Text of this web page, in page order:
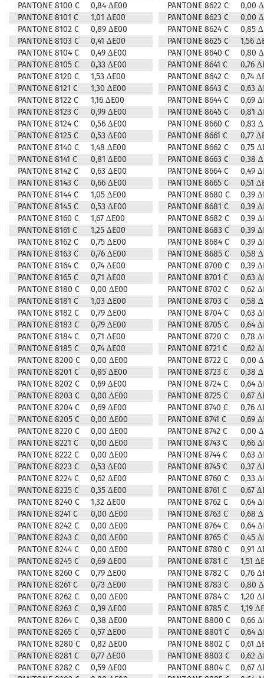
PANTONE 8100 C
0,84 ∆E00 PANTONE 8622 C
0,00
PANTONE 8101 C
1,01 ∆E00 PANTONE 8623 C
0,00
PANTONE 8102 C
0,89 ∆E00 PANTONE 8624 C
0,85
PANTONE 8103 C
0,41 ∆E00 PANTONE 8625 C
1,56
PANTONE 8104 C
0,49 ∆E00 PANTONE 8640 C
0,80
PANTONE 8105 C
0,33 ∆E00 PANTONE 8641 C
0,76
PANTONE 8120 C
1,53 ∆E00 PANTONE 8642 C
0,74
PANTONE 8121 C
1,30 ∆E00 PANTONE 8643 C
0,63
PANTONE 8122 C
1,16 ∆E00 PANTONE 8644 C
0,69
PANTONE 8123 C
0,99 ∆E00 PANTONE 8645 C
0,81
PANTONE 8124 C
0,56 ∆E00 PANTONE 8660 C
0,83
PANTONE 8125 C
0,53 ∆E00 PANTONE 8661 C
0,77
PANTONE 8140 C
1,48 ∆E00 PANTONE 8662 C
0,75
PANTONE 8141 C
0,81 ∆E00 PANTONE 8663 C
0,38
PANTONE 8142 C
0,63 ∆E00 PANTONE 8664 C
0,49
PANTONE 8143 C
0,66 ∆E00 PANTONE 8665 C
0,51
PANTONE 8144 C
1,05 ∆E00 PANTONE 8680 C
0,39
PANTONE 8145 C
0,53 ∆E00 PANTONE 8681 C
0,39
PANTONE 8160 C
1,67 ∆E00 PANTONE 8682 C
0,39
PANTONE 8161 C
1,25 ∆E00 PANTONE 8683 C
0,39
PANTONE 8162 C
0,75 ∆E00 PANTONE 8684 C
0,39
PANTONE 8163 C
0,76 ∆E00 PANTONE 8685 C
0,58
PANTONE 8164 C
0,74 ∆E00 PANTONE 8700 C
0,39
PANTONE 8165 C
0,71 ∆E00 PANTONE 8701 C
0,63
PANTONE 8180 C
0,00 ∆E00 PANTONE 8702 C
0,62
PANTONE 8181 C
1,03 ∆E00 PANTONE 8703 C
0,58
PANTONE 8182 C
0,79 ∆E00 PANTONE 8704 C
0,63
PANTONE 8183 C
0,79 ∆E00 PANTONE 8705 C
0,64
PANTONE 8184 C
0,71 ∆E00 PANTONE 8720 C
0,78
PANTONE 8185 C
0,74 ∆E00 PANTONE 8721 C
0,62
PANTONE 8200 C
0,00 ∆E00 PANTONE 8722 C
0,00
PANTONE 8201 C
0,85 ∆E00 PANTONE 8723 C
0,38
PANTONE 8202 C
0,69 ∆E00 PANTONE 8724 C
0,64
PANTONE 8203 C
0,00 ∆E00 PANTONE 8725 C
0,67
PANTONE 8204 C
0,69 ∆E00 PANTONE 8740 C
0,76
PANTONE 8205 C
0,00 ∆E00 PANTONE 8741 C
0,69
PANTONE 8220 C
0,00 ∆E00 PANTONE 8742 C
0,00
PANTONE 8221 C
0,00 ∆E00 PANTONE 8743 C
0,66
PANTONE 8222 C
0,00 ∆E00 PANTONE 8744 C
0,63
PANTONE 8223 C
0,53 ∆E00 PANTONE 8745 C
0,37
PANTONE 8224 C
0,62 ∆E00 PANTONE 8760 C
0,33
PANTONE 8225 C
0,35 ∆E00 PANTONE 8761 C
0,67
PANTONE 8240 C
1,32 ∆E00 PANTONE 8762 C
0,64
PANTONE 8241 C
0,00 ∆E00 PANTONE 8763 C
0,68
PANTONE 8242 C
0,00 ∆E00 PANTONE 8764 C
0,64
PANTONE 8243 C
0,00 ∆E00 PANTONE 8765 C
0,45
PANTONE 8244 C
0,00 ∆E00 PANTONE 8780 C
0,91
PANTONE 8245 C
0,69 ∆E00 PANTONE 8781 C
1,51
PANTONE 8260 C
0,79 ∆E00 PANTONE 8782 C
0,76
PANTONE 8261 C
0,73 ∆E00 PANTONE 8783 C
0,80
PANTONE 8262 C
0,00 ∆E00 PANTONE 8784 C
1,20
PANTONE 8263 C
0,39 ∆E00 PANTONE 8785 C
1,19
PANTONE 8264 C
0,38 ∆E00 PANTONE 8800 C
0,66
PANTONE 8265 C
0,57 ∆E00 PANTONE 8801 C
0,64
PANTONE 8280 C
0,82 ∆E00 PANTONE 8802 C
0,61
PANTONE 8281 C
0,77 ∆E00 PANTONE 8803 C
0,62
PANTONE 8282 C
0,59 ∆E00 PANTONE 8804 C
0,67